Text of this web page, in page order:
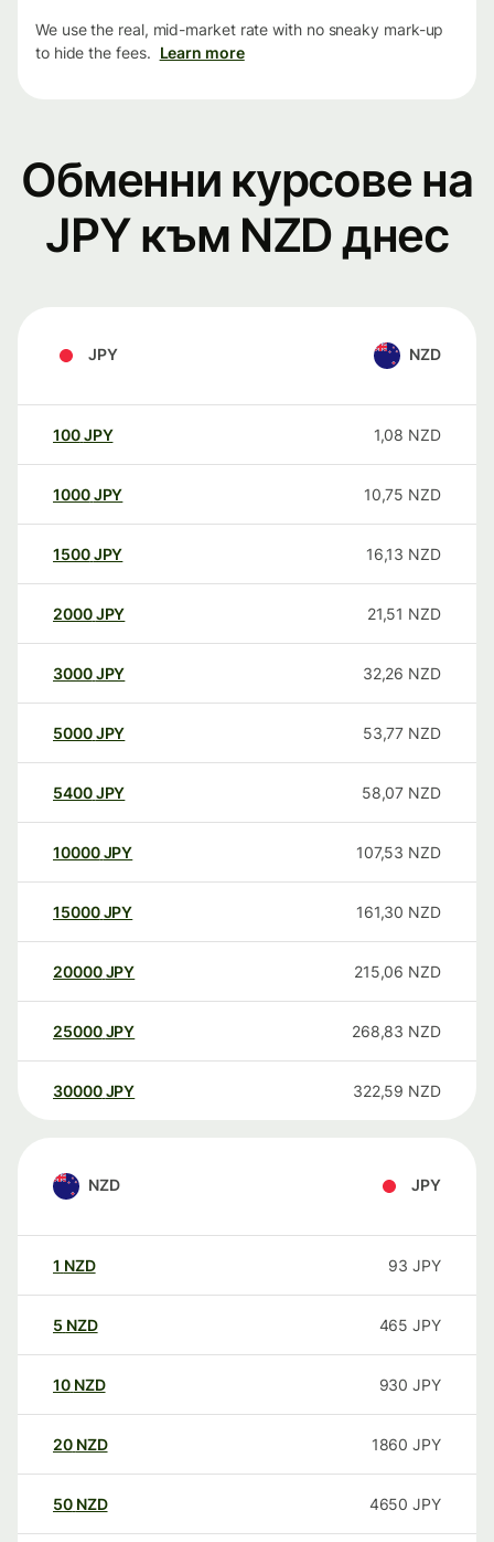
We use the real, mid-market rate with no sneaky mark-up
to hide the fees. Learn more
Обменни курсове на
JPY към NZD днес
JPY NZD
100JPY 1,08 NZD
1000JPY 10,75 NZD
1500JPY 16,13 NZD
2000JPY 21,51 NZD
3000JPY 32,26 NZD
5000JPY 53,77 NZD
5400JPY 58,07 NZD
10000 JPY 107,53 NZD
15000 JPY 161,30 NZD
20000 JPY 215,06 NZD
25000 JPY 268,83 NZD
30000 JPY 322,59 NZD
NZD JPY
1 NZD 93 JPY
5 NZD 465 JPY
10 NZD 930 JPY
20 NZD 1860 JPY
50 NZD 4650 JPY